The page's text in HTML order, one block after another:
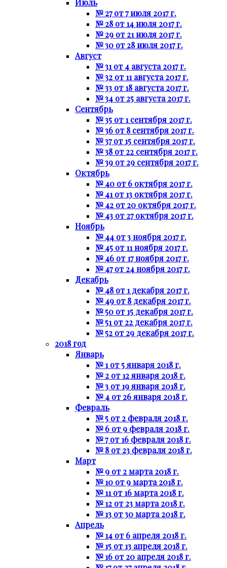
Июль
№ 27 от 7 июля 2017 г.
№ 28 от 14 июля 2017 г.
№ 29 от 21 июля 2017 г.
№ 30 от 28 июля 2017 г.
Август
№ 31 от 4 августа 2017 г.
№ 32 от 11 августа 2017 г.
№ 33 от 18 августа 2017 г.
№ 34 от 25 августа 2017 г.
Сентябрь
№ 35 от 1 сентября 2017 г.
№ 36 от 8 сентября 2017 г.
№ 37 от 15 сентября 2017 г.
№ 38 от 22 сентября 2017 г.
№ 39 от 29 сентября 2017 г.
Октябрь
№ 40 от 6 октября 2017 г.
№ 41 от 13 октября 2017 г.
№ 42 от 20 октября 2017 г.
№ 43 от 27 октября 2017 г.
Ноябрь
№ 44 от 3 ноября 2017 г.
№ 45 от 11 ноября 2017 г.
№ 46 от 17 ноября 2017 г.
№ 47 от 24 ноября 2017 г.
Декабрь
№ 48 от 1 декабря 2017 г.
№ 49 от 8 декабря 2017 г.
№ 50 от 15 декабря 2017 г.
№ 51 от 22 декабря 2017 г.
№ 52 от 29 декабря 2017 г.
2018 год
Январь
№ 1 от 5 января 2018 г.
№ 2 от 12 января 2018 г.
№ 3 от 19 января 2018 г.
№ 4 от 26 января 2018 г.
Февраль
№ 5 от 2 февраля 2018 г.
№ 6 от 9 февраля 2018 г.
№ 7 от 16 февраля 2018 г.
№ 8 от 23 февраля 2018 г.
Март
№ 9 от 2 марта 2018 г.
№ 10 от 9 марта 2018 г.
№ 11 от 16 марта 2018 г.
№ 12 от 23 марта 2018 г.
№ 13 от 30 марта 2018 г.
Апрель
№ 14 от 6 апреля 2018 г.
№ 15 от 13 апреля 2018 г.
№ 16 от 20 апреля 2018 г.